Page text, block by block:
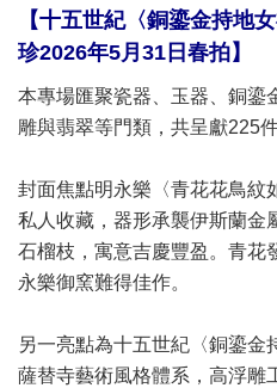
【十五世紀〈銅鎏金持地
珍2026年5月31日春拍】
本專場匯聚瓷器、玉器、銅鎏
雕與翡翠等門類，共呈獻225
封面焦點明永樂〈青花花鳥紋
私人收藏，器形承襲伊斯蘭金
石榴枝，寓意吉慶豐盈。青花
永樂御窯難得佳作。
另一亮點為十五世紀〈銅鎏金
薩替寺藝術風格體系，高浮雕